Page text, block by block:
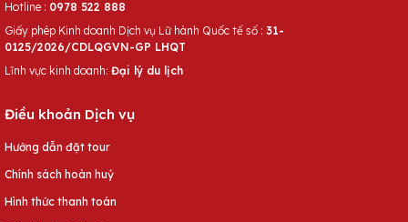
Hotline : 0978 522 888
Giấy phép Kinh doanh Dịch vụ Lữ hành Quốc tế số : 31-
0125/2026/CDLQGVN-GP LHQT
Lĩnh vực kinh doanh: Đại lý du lịch
Điều khoản Dịch vụ
Hướng dẫn đặt tour
Chính sách hoàn huỷ
Hình thức thanh toán